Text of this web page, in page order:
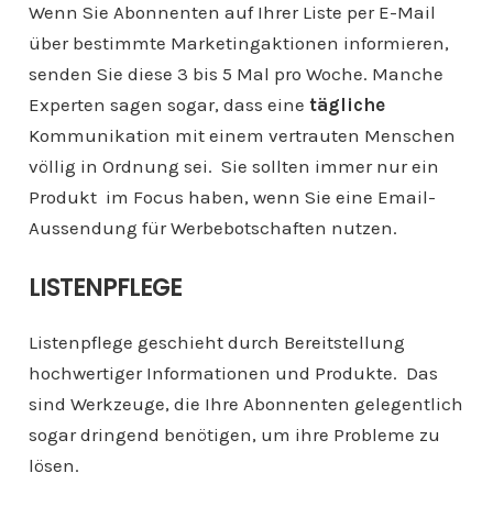
Wenn Sie Abonnenten auf Ihrer Liste per E-Mail
über bestimmte Marketingaktionen informieren,
senden Sie diese 3 bis 5 Mal pro Woche. Manche
Experten sagen sogar, dass eine tägliche
Kommunikation mit einem vertrauten Menschen
völlig in Ordnung sei. Sie sollten immer nur ein
Produkt im Focus haben, wenn Sie eine Email-
Aussendung für Werbebotschaften nutzen.
LISTENPFLEGE
Listenpflege geschieht durch Bereitstellung
hochwertiger Informationen und Produkte. Das
sind Werkzeuge, die Ihre Abonnenten gelegentlich
sogar dringend benötigen, um ihre Probleme zu
lösen.